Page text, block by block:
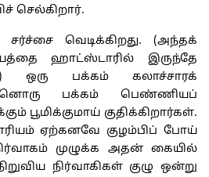
செல்கிறார்.
வெடிக்கிறது. (அந்தக்
ஹாட்ஸ்டாரில் இருந்தே
ஒரு பக்கம் கலாச்சாரக்
பக்கம் பெண்ணியப்
பூமிக்குமாய் குதிக்கிறார்கள்.
ஏற்கனவே குழம்பிப் போய்
முழுக்க அதன் கையில்
நிர்வாகிகள் குழு ஒன்று